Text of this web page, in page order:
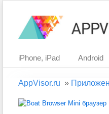
iPhone, iPad Android
AppVisor.ru »